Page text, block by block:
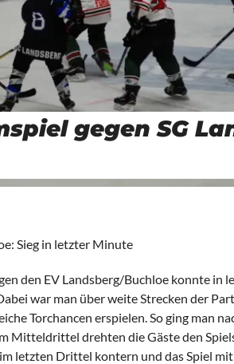
gegen SG
Sieg in letzter Minute
den EV Landsberg/Buchloe konnte in
war man über weite Strecken der
Torchancen erspielen. So ging man
Mitteldrittel drehten die Gäste den
letzten Drittel kontern und das Spiel